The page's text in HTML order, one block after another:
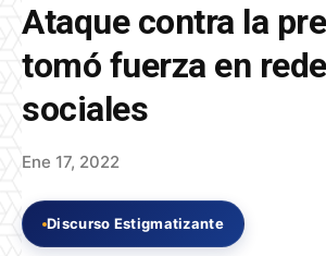
Ataque contra la
tomó fuerza en
sociales
Ene 17, 2022
Discurso Estigmatizante